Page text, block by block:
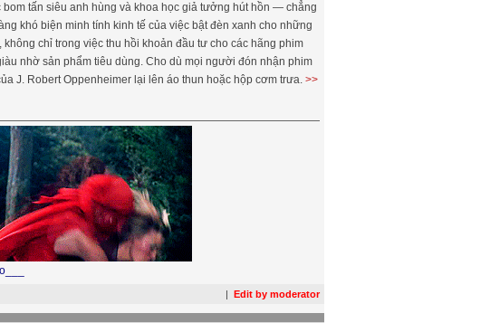
tấn siêu anh hùng và khoa học giả tưởng hút hồn — chẳng
khó biện minh tính kinh tế của việc bật đèn xanh cho những
chỉ trong việc thu hồi khoản đầu tư cho các hãng phim
nhờ sản phẩm tiêu dùng. Cho dù mọi người đón nhận phim
J. Robert Oppenheimer lại lên áo thun hoặc hộp cơm trưa. >>
| Edit by moderator